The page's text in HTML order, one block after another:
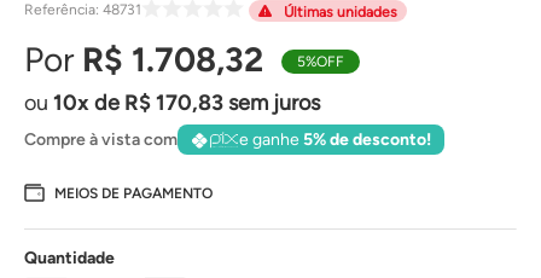
Referência: 48731 Últimas unidades
R$ 1.708,32 5%OFF
10 de R$170,83sem juros
Compre à vista com e ganhe5% de desconto!
MEIOS DE PAGAMENTO
Quantidade